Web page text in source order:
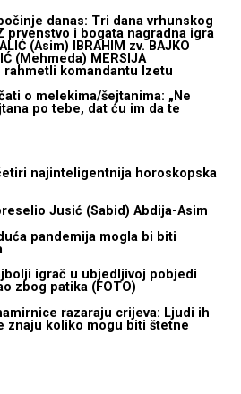
danas: Tri dana vrhunskog
prvenstvo i bogata nagradna igra
(Asim) IBRAHIM zv. BAJKO
(Mehmeda) MERSIJA
rahmetli komandantu Izetu
o melekima/šejtanima: „Ne
po tebe, dat ću im da te
najinteligentnija horoskopska
Jusić (Sabid) Abdija-Asim
pandemija mogla bi biti
igrač u ubjedljivoj pobjedi
zbog patika (FOTO)
razaraju crijeva: Ljudi ih
znaju koliko mogu biti štetne